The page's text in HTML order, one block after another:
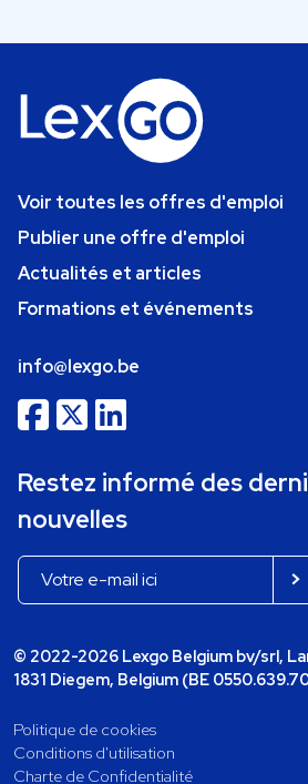
Voir toutes les offres d'emploi
Publier une offre d'emploi
Actualités et articles
Formations et événements
info@lexgo.be
Restez informé des
nouvelles
© 2022-2026 Lexgo Belgium bv/srl,
1831 Diegem, Belgium (BE
Politique de cookies
Conditions d'utilisation
Charte de Confidentialité